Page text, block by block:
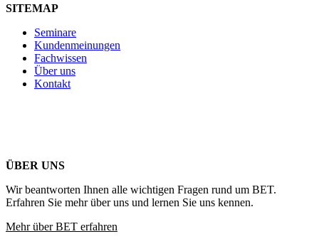
SITEMAP
Seminare
Kundenmeinungen
Fachwissen
Über uns
Kontakt
ÜBER UNS
Wir beantworten Ihnen alle wichtigen Fragen rund um BET.
Erfahren Sie mehr über uns und lernen Sie uns kennen.
Mehr über BET erfahren